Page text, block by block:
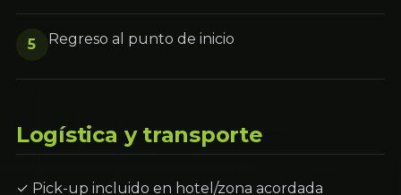
5 Regreso al punto de inicio
Logística y transporte
✓ Pick-up incluido en hotel/zona acordada